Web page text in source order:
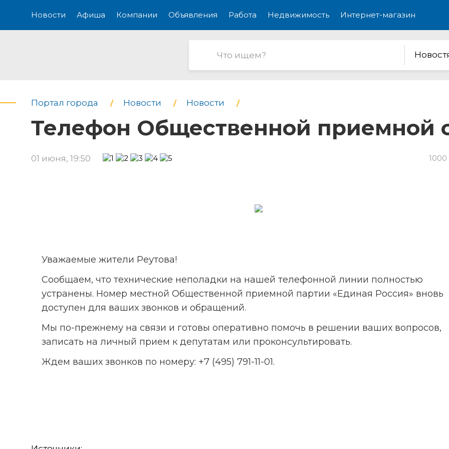
Новости Афиша Компании Объявления Работа Недвижимость Интернет-магазин
Портал города Новости Новости
Телефон Общественной приемной
01 июня, 19:50 1000
Уважаемые жители Реутова!
Сообщаем, что технические неполадки на нашей телефонной линии полностью
устранены. Номер местной Общественной приемной партии «Единая Россия» вновь
доступен для ваших звонков и обращений.
Мы по-прежнему на связи и готовы оперативно помочь в решении ваших вопросов,
записать на личный прием к депутатам или проконсультировать.
Ждем ваших звонков по номеру: +7 (495) 791-11-01.